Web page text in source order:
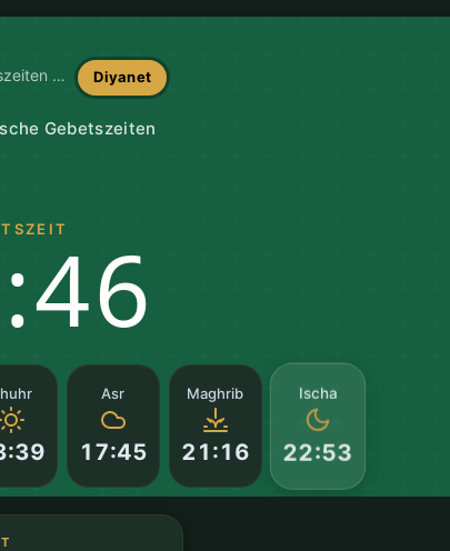
Gebetszeiten Hovel Diyanet
Gebetszeiten
Asr
17:45
Maghrib
21:16
Ischa
22:53